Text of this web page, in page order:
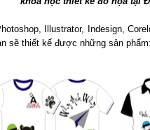
Illustrator, Indesign,
sẽ thiết kế được những sản phẩm: